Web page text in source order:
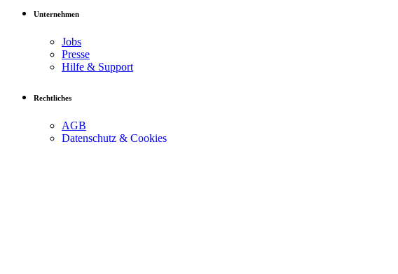
Unternehmen
Jobs
Presse
Hilfe & Support
Rechtliches
AGB
Datenschutz & Cookies